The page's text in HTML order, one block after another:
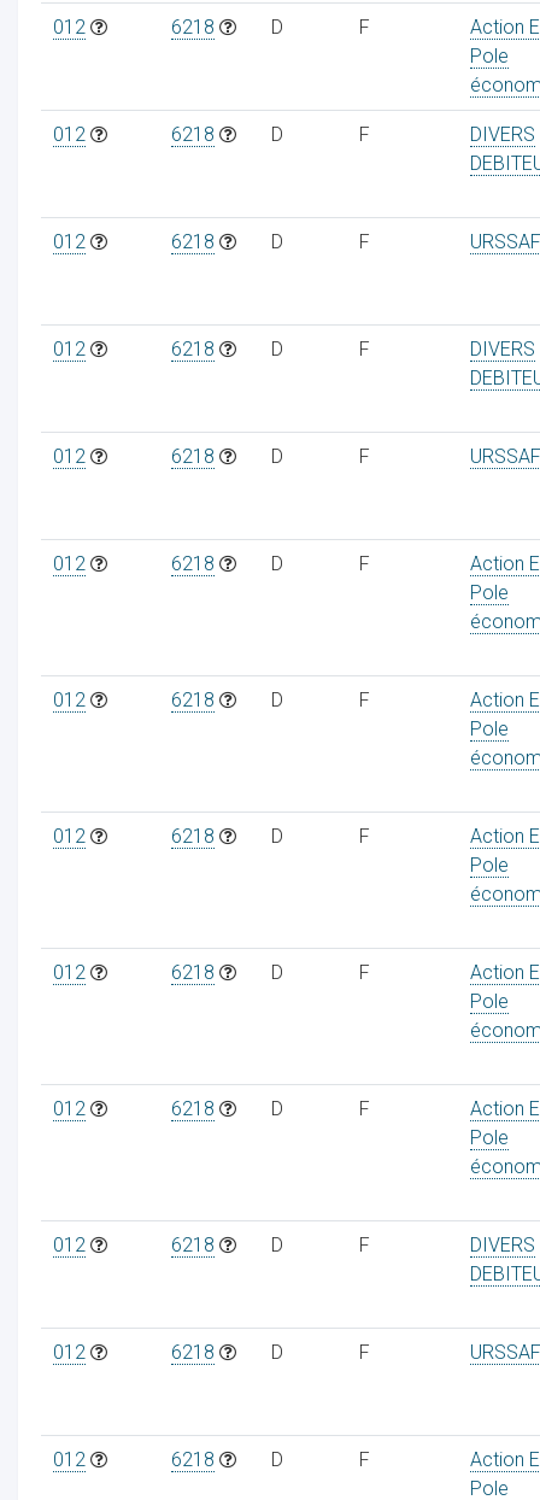
012 6218 D F
Action
Pole
012 6218 D F
DIVERS
012 6218 D F
012 6218 D F
DIVERS
012 6218 D F
012 6218 D F
Action
Pole
012 6218 D F
Action
Pole
012 6218 D F
Action
Pole
012 6218 D F
Action
Pole
012 6218 D F
Action
Pole
012 6218 D F
DIVERS
012 6218 D F
012 6218 D F
Action
Pole